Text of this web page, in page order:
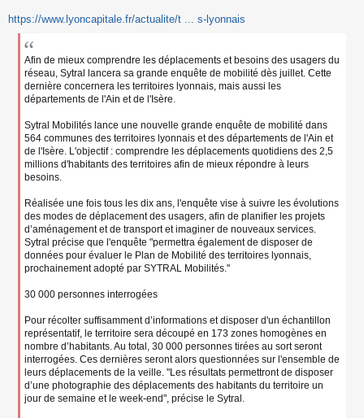
s
a
https://www.lyoncapitale.fr/actualite/t ... s-lyonnais
Afin de mieux comprendre les déplacements et besoins des usagers du
réseau, Sytral lancera sa grande enquête de mobilité dès juillet. Cette
dernière concernera les territoires lyonnais, mais aussi les
départements de l'Ain et de l'Isère.
Sytral Mobilités lance une nouvelle grande enquête de mobilité dans
564 communes des territoires lyonnais et des départements de l'Ain et
de l'Isère. L'objectif : comprendre les déplacements quotidiens des 2,5
millions d'habitants des territoires afin de mieux répondre à leurs
besoins.
Réalisée une fois tous les dix ans, l'enquête vise à suivre les évolutions
des modes de déplacement des usagers, afin de planifier les projets
d’aménagement et de transport et imaginer de nouveaux services.
Sytral précise que l'enquête "permettra également de disposer de
données pour évaluer le Plan de Mobilité des territoires lyonnais,
prochainement adopté par SYTRAL Mobilités."
30 000 personnes interrogées
Pour récolter suffisamment d’informations et disposer d'un échantillon
représentatif, le territoire sera découpé en 173 zones homogènes en
nombre d’habitants. Au total, 30 000 personnes tirées au sort seront
interrogées. Ces dernières seront alors questionnées sur l'ensemble de
leurs déplacements de la veille. "Les résultats permettront de disposer
d’une photographie des déplacements des habitants du territoire un
jour de semaine et le week-end", précise le Sytral.